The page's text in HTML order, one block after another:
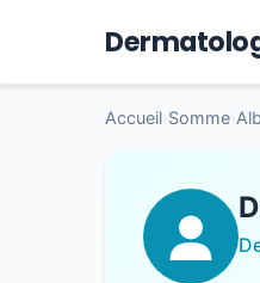
Accueil Somme